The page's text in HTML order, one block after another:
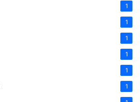
1
1
1
1
1
1